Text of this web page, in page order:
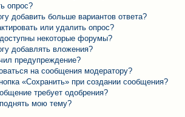
опрос?
добавить больше вариантов ответа?
или удалить опрос?
некоторые форумы?
добавлять вложения?
предупреждение?
на сообщения модератору?
«Сохранить» при создании сообщения?
требует одобрения?
мою тему?